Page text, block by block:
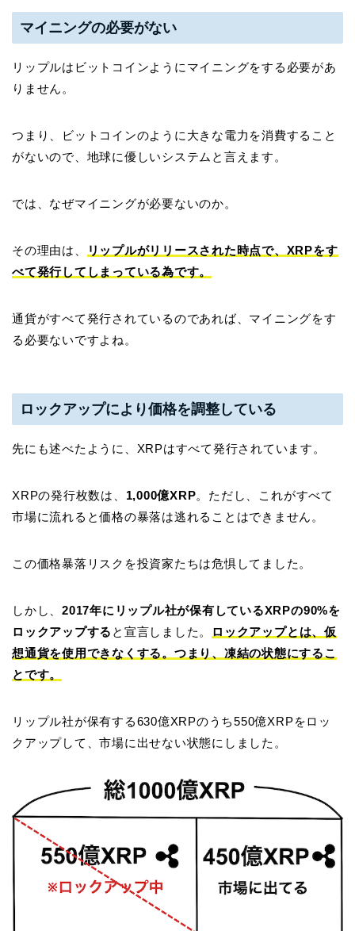
マイニングの必要がない
リップルはビットコインようにマイニングをする必要があ
りません。
つまり、ビットコインのように大きな電力を消費すること
がないので、地球に優しいシステムと言えます。
では、なぜマイニングが必要ないのか。
その理由は、
リップルがリリースされた時点で、XRPをす
べて発行してしまっている為です。
通貨がすべて発行されているのであれば、マイニングをす
る必要ないですよね。
ロックアップにより価格を調整している
先にも述べたように、XRPはすべて発行されています。
XRPの発行枚数は、 1,000億XRP。ただし、これがすべて
市場に流れると価格の暴落は逃れることはできません。
この価格暴落リスクを投資家たちは危惧してました。
しかし、2017年にリップル社が保有しているXRPの90%を
ロックアップする と宣言しました。
ロックアップとは、仮
想通貨を使用できなくする。つまり、凍結の状態にするこ
とです。
リップル社が保有する630億XRPのうち550億XRPをロッ
クアップして、市場に出せない状態にしました。